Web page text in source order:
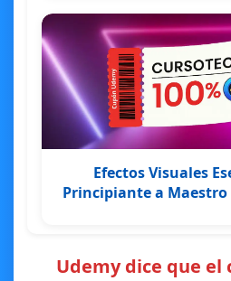
Efectos Visuales
Principiante a
Udemy dice que el